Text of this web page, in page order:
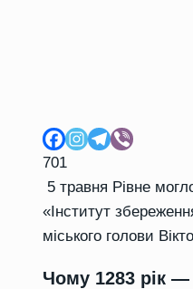
701
5 травня Рівне
«Інститут
міського голови
Чому 1283 рік